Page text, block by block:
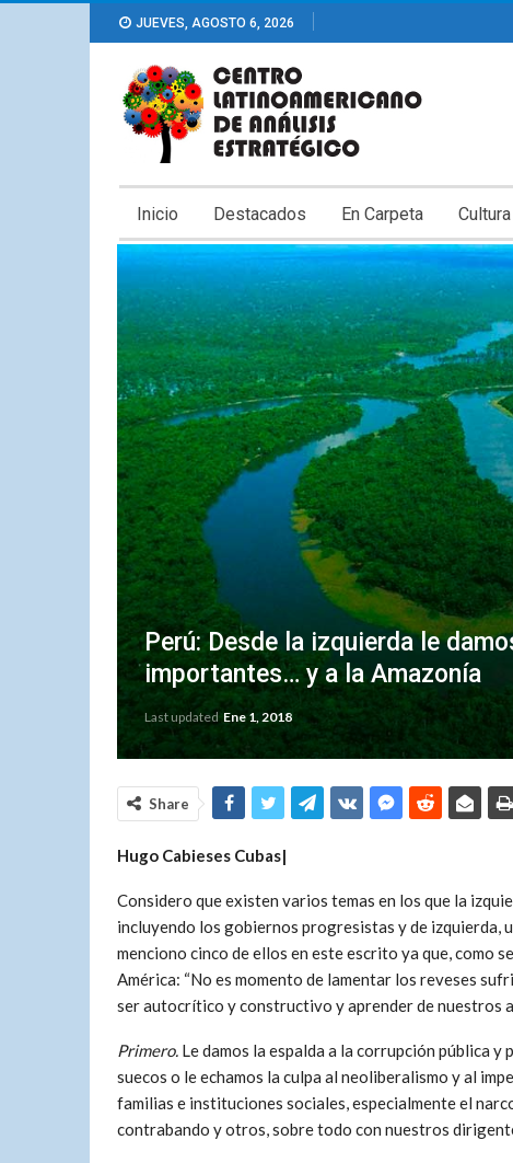
JUEVES, AGOSTO 6, 2026
Inicio Destacados En Carpeta Cultura
Perú: Desde la izquierda le
importantes… y a la Amazonía
Last updated Ene 1, 2018
Share
Hugo Cabieses Cubas|
Considero que existen varios temas en los que la
incluyendo los gobiernos progresistas y de izquierda,
menciono cinco de ellos en este escrito ya que, como
América: “No es momento de lamentar los reveses
ser autocrítico y constructivo y aprender de nuestros
Primero. Le damos la espalda a la corrupción pública y
suecos o le echamos la culpa al neoliberalismo y al
familias e instituciones sociales, especialmente el
contrabando y otros, sobre todo con nuestros